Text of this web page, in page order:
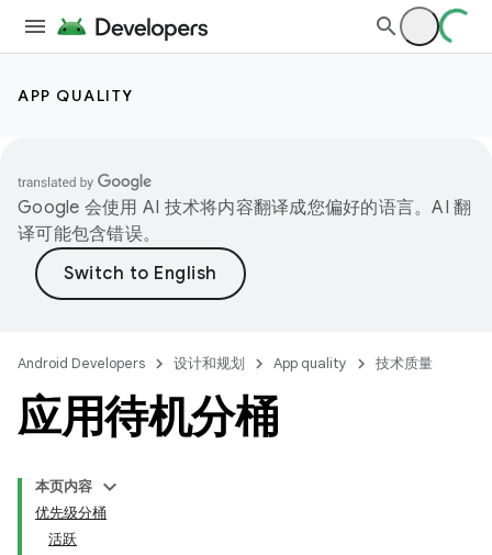
APP QUALITY
Google 会使用 AI 技术将内容翻译成您偏好的语言。AI 翻
译可能包含错误。
Android Developers 设计和规划 App quality 技术质量
应用待机分桶
本页内容
优先级分桶
活跃